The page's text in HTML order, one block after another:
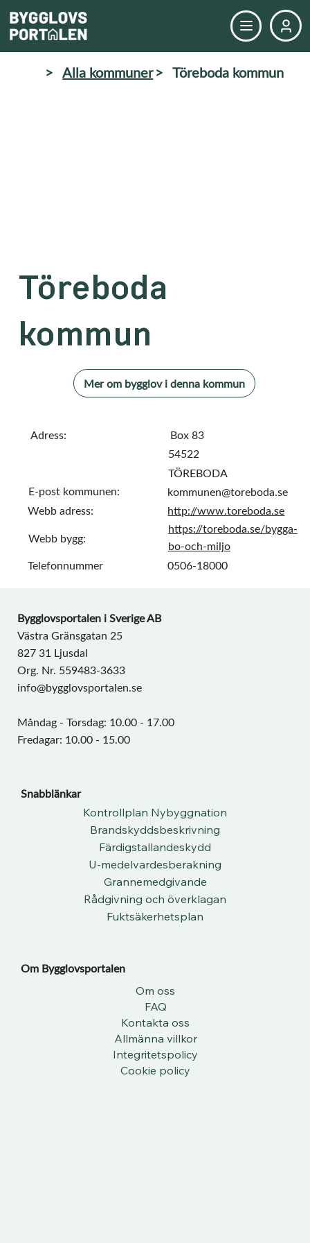
> Alla kommuner> Töreboda kommun
Töreboda
kommun
Mer om bygglov i denna kommun
Adress:
E-post kommunen:
Webb adress:
Webb bygg:
Telefonnummer
Box 83
54522
TÖREBODA
kommunen@toreboda.se
http://www.toreboda.se
https://toreboda.se/bygga-
bo-och-miljo
0506-18000
Bygglovsportalen i Sverige AB
Västra Gränsgatan 25
827 31 Ljusdal
Org. Nr. 559483-3633
info@bygglovsportalen.se
Måndag - Torsdag: 10.00 - 17.00
Fredagar: 10.00 - 15.00
Om Bygglovsportalen​
Om oss
FAQ
Kontakta oss
Allmänna villkor
Integritetspolicy
Cookie policy
Snabblänkar
Kontrollplan Nybyggnation
Brandskyddsbeskrivning
Färdigstallandeskydd
U-medelvardesberakning
Grannemedgivande
Rådgivning och överklagan
Fuktsäkerhetsplan